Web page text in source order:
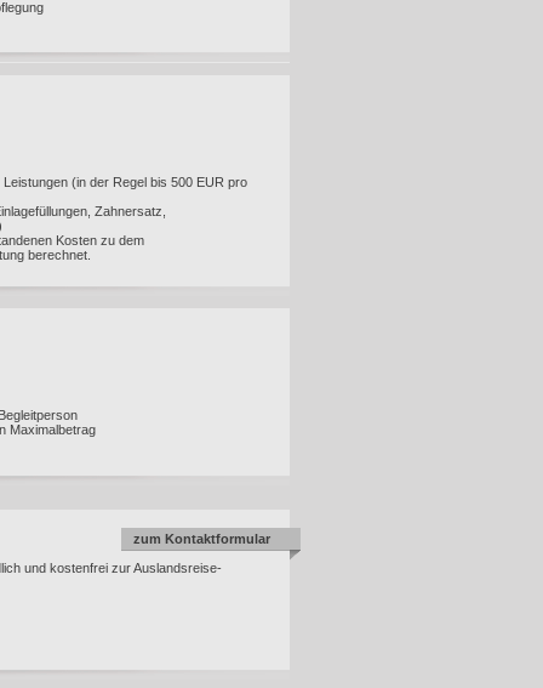
(in der Regel bis 500 EUR pro
Zahnersatz,
Kosten zu dem
berechnet.
Maximalbetrag
und kostenfrei zur Auslandsreise-
zum Kontaktformular